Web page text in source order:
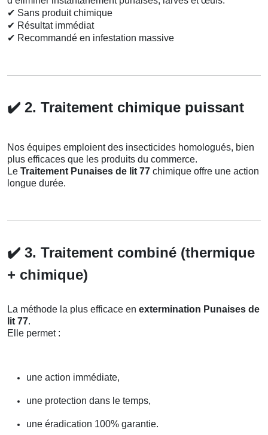
✔ Sans produit chimique
✔ Résultat immédiat
✔ Recommandé en infestation massive
✔️ 2. Traitement chimique puissant
Nos équipes emploient des insecticides homologués, bien
plus efficaces que les produits du commerce.
Le Traitement Punaises de lit 77 chimique offre une action
longue durée.
✔️ 3. Traitement combiné (thermique
+ chimique)
La méthode la plus efficace en extermination Punaises de
lit 77.
Elle permet :
une action immédiate,
une protection dans le temps,
une éradication 100% garantie.